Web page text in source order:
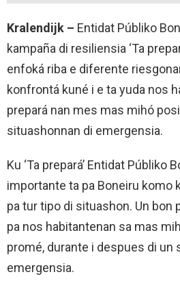
Kralendijk – Entidat Públiko
kampaña di resiliensia ‘Ta
enfoká riba e diferente
konfrontá kuné i e ta yuda nos
prepará nan mes mas mihó
situashonnan di emergensia.
Ku ‘Ta prepará’ Entidat Públiko
importante ta pa Boneiru komo
pa tur tipo di situashon. Un bon
pa nos habitantenan sa mas
promé, durante i despues di un
emergensia.